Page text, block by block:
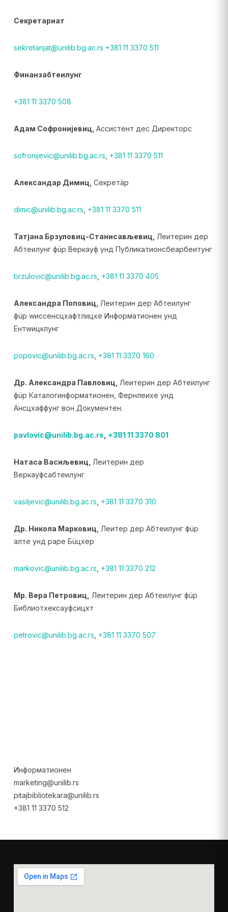
Секретариат
sekretarijat@unilib.bg.ac.rs +381 11 3370 511
Финанзабтеилунг
+381 11 3370 508
Адам Софронијевиц, Ассистент дес Директорс
sofronijevic@unilib.bg.ac.rs +381 11 3370 511
Александар Димиц, Секретäр
dimic@unilib.bg.ac.rs +381 11 3370 511
Татјана Брзуловиц-Станисављевиц, Леитерин дер
Абтеилунг фüр Веркауф унд Публикатионсбеарбеитунг
brzulovic@unilib.bg.ac.rs +381 11 3370 405
Александра Поповиц, Леитерин дер Абтеилунг
фüр wиссенсцхафтлицхе Информатионен унд
Ентwицклунг
popovic@unilib.bg.ac.rs +381 11 3370 160
Др. Александра Павловиц, Леитерин дер Абтеилунг
фüр Каталогинформатионен, Фернлеихе унд
Ансцхаффунг вон Документен.
pavlovic@unilib.bg.ac.rs +381 11 3370 801
Натаса Васиљевиц, Леитерин дер
Веркауфсабтеилунг
vasiljevic@unilib.bg.ac.rs +381 11 3370 310
Др. Никола Марковиц, Леитер дер Абтеилунг фüр
алте унд раре Бüцхер
markovic@unilib.bg.ac.rs +381 11 3370 212
Мр. Вера Петровиц,
Леитерин дер Абтеилунг фüр
Библиотхексауфсицхт
petrovic@unilib.bg.ac.rs +381 11 3370 507
Информатионен
marketing@unilib.rs
pitajbibliotekara@unilib.rs
+381 11 3370 512